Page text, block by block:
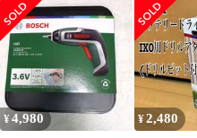
体のみ、ビットセット
（10本）、マグネット
ビットホルダー、マイ
クロUSBケーブル
（Type-B）、キャリン
グケース) IXO7 1
¥4,980 ¥2,480